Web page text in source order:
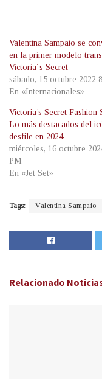
Valentina Sampaio se
en la primer modelo
Victoria´s Secret
sábado, 15 octubre 2022
En «Internacionales»
Victoria’s Secret Fashion
Lo más destacados del
desfile en 2024
miércoles, 16 octubre
PM
En «Jet Set»
Tags: Valentina Sampaio
Relacionado